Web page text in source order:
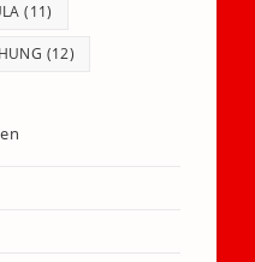
(11)
(12)